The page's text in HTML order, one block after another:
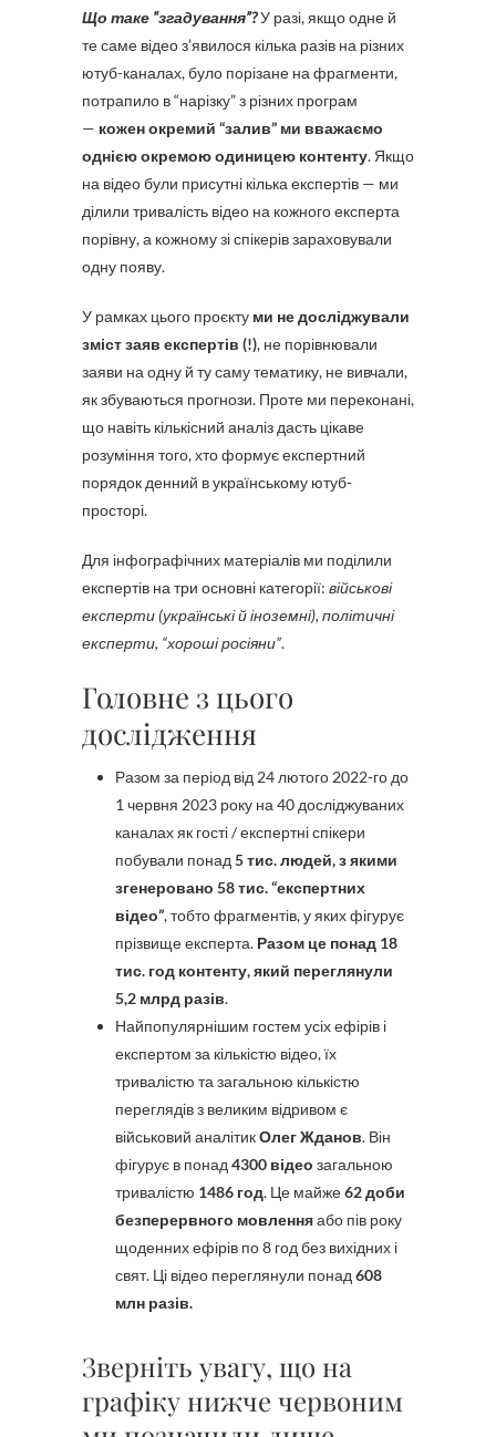
Що таке “згадування”?У разі, якщо одне й
те саме відео з’явилося кілька разів на різних
ютуб-каналах, було порізане на фрагменти,
потрапило в “нарізку” з різних програм
— кожен окремий “залив” ми вважаємо
однією окремою одиницею контенту. Якщо
на відео були присутні кілька експертів — ми
ділили тривалість відео на кожного експерта
порівну, а кожному зі спікерів зараховували
одну появу.
У рамках цього проєкту ми не досліджували
зміст заяв експертів (!), не порівнювали
заяви на одну й ту саму тематику, не вивчали,
як збуваються прогнози. Проте ми переконані,
що навіть кількісний аналіз дасть цікаве
розуміння того, хто формує експертний
порядок денний в українському ютуб-
просторі.
Для інфографічних матеріалів ми поділили
експертів на три основні категорії: військові
експерти (українські й іноземні), політичні
експерти, “хороші росіяни”.
Головне з цього
дослідження
Разом за період від 24 лютого 2022-го до
1 червня 2023 року на 40 досліджуваних
каналах як гості / експертні спікери
побували понад 5 тис. людей, з якими
згенеровано 58 тис. “експертних
відео”, тобто фрагментів, у яких фігурує
прізвище експерта. Разом це понад 18
тис. год контенту, який переглянули
5,2 млрд разів.
Найпопулярнішим гостем усіх ефірів і
експертом за кількістю відео, їх
тривалістю та загальною кількістю
переглядів з великим відривом є
військовий аналітикОлег Жданов. Він
фігурує в понад 4300 відео загальною
тривалістю 1486 год. Це майже62 доби
безперервного мовленняабо пів року
щоденних ефірів по 8 год без вихідних і
свят. Ці відео переглянули понад 608
млн разів.
Зверніть увагу, що на
графіку нижче червоним